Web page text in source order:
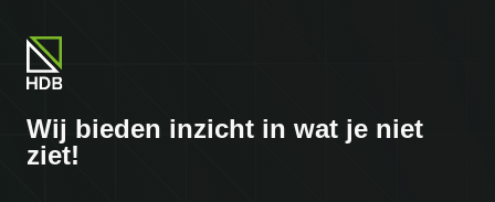
Wij bieden inzicht in wat je niet
ziet!